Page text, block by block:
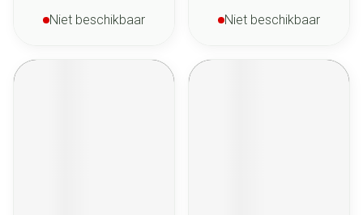
Niet beschikbaar Niet beschikbaar